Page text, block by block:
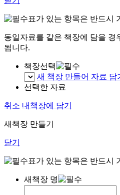
표가 있는 항목은 반드시
동일자료를 같은 책장에 담을 경
됩니다.
책장선택
새 책장 만들어 자료 담
선택한 자료
취소 내책장에 담기
새책장 만들기
닫기
표가 있는 항목은 반드시
새책장 명